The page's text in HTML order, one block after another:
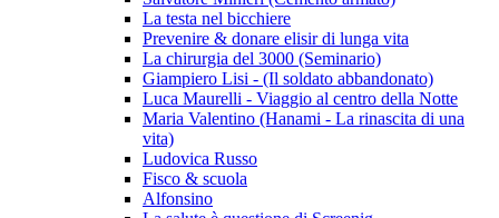
La testa nel bicchiere
Prevenire & donare elisir di lunga vita
La chirurgia del 3000 (Seminario)
Giampiero Lisi - (Il soldato abbandonato)
Luca Maurelli - Viaggio al centro della Notte
Maria Valentino (Hanami - La rinascita di una
vita)
Ludovica Russo
Fisco & scuola
Alfonsino